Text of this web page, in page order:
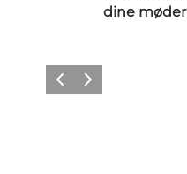
dine møder
Forrige billede
Næste billede